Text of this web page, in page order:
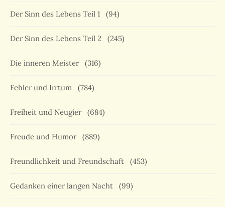
Der Sinn des Lebens Teil 1 (94)
Der Sinn des Lebens Teil 2 (245)
Die inneren Meister (316)
Fehler und Irrtum (784)
Freiheit und Neugier (684)
Freude und Humor (889)
Freundlichkeit und Freundschaft (453)
Gedanken einer langen Nacht (99)